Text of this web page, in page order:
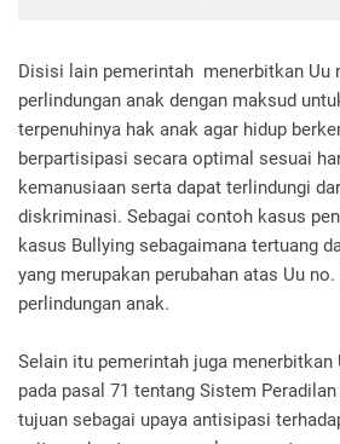
Disisi lain pemerintah menerbitkan Uu
perlindungan anak dengan maksud
terpenuhinya hak anak agar hidup
berpartisipasi secara optimal sesuai
kemanusiaan serta dapat terlindungi
diskriminasi. Sebagai contoh kasus
kasus Bullying sebagaimana tertuang
yang merupakan perubahan atas Uu
perlindungan anak.
Selain itu pemerintah juga menerbitkan
pada pasal 71 tentang Sistem
tujuan sebagai upaya antisipasi